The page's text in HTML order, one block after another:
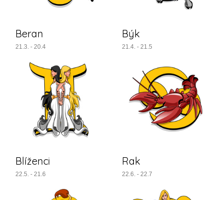
Beran
21.3. - 20.4
Býk
21.4. - 21.5
Blíženci
22.5. - 21.6
Rak
22.6. - 22.7